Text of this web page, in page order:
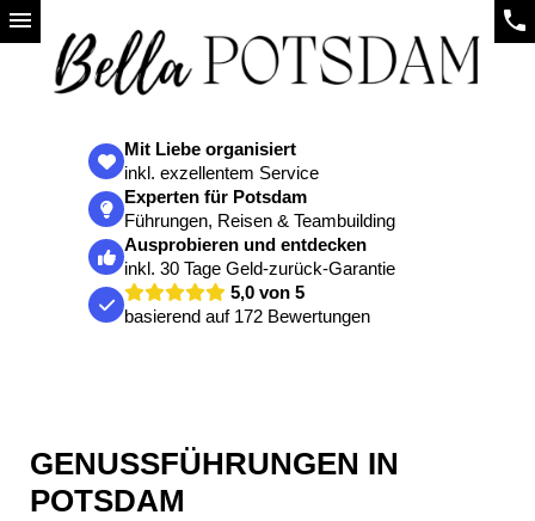
menu phone
Mit Liebe organisiert
inkl. exzellentem Service
Experten für Potsdam
Führungen, Reisen & Teambuilding
Ausprobieren und entdecken
inkl. 30 Tage Geld-zurück-Garantie
5,0 von 5
basierend auf 172 Bewertungen
GENUSSFÜHRUNGEN IN
POTSDAM